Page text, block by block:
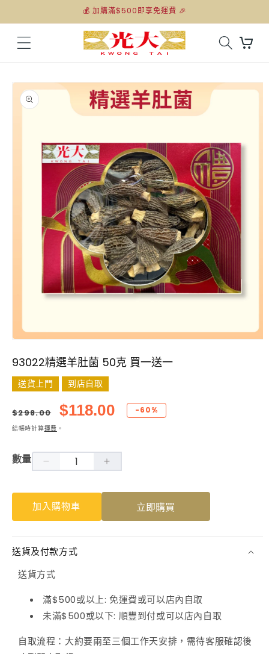
💰 加購滿$500即享免運費 🎉
購
物
略過產
品資訊
互
動
視
窗
開
啟
體
1
93022精選羊肚菌 50克 買一送一
送貨上門 到店自取
定
價
$298.00
售
價
$118.00 -60%
結帳時計算運費 。
數量
93022
選
羊
肚
50
克
買
一
93022
羊
克
買
一
加入購物車 立即購買
送貨及付款方式
送貨方式
滿$500或以上: 免運費或可以店內自取
未滿$500或以下: 順豐到付或可以店內自取
自取流程：大約要兩至三個工作天安排，需待客服確認後